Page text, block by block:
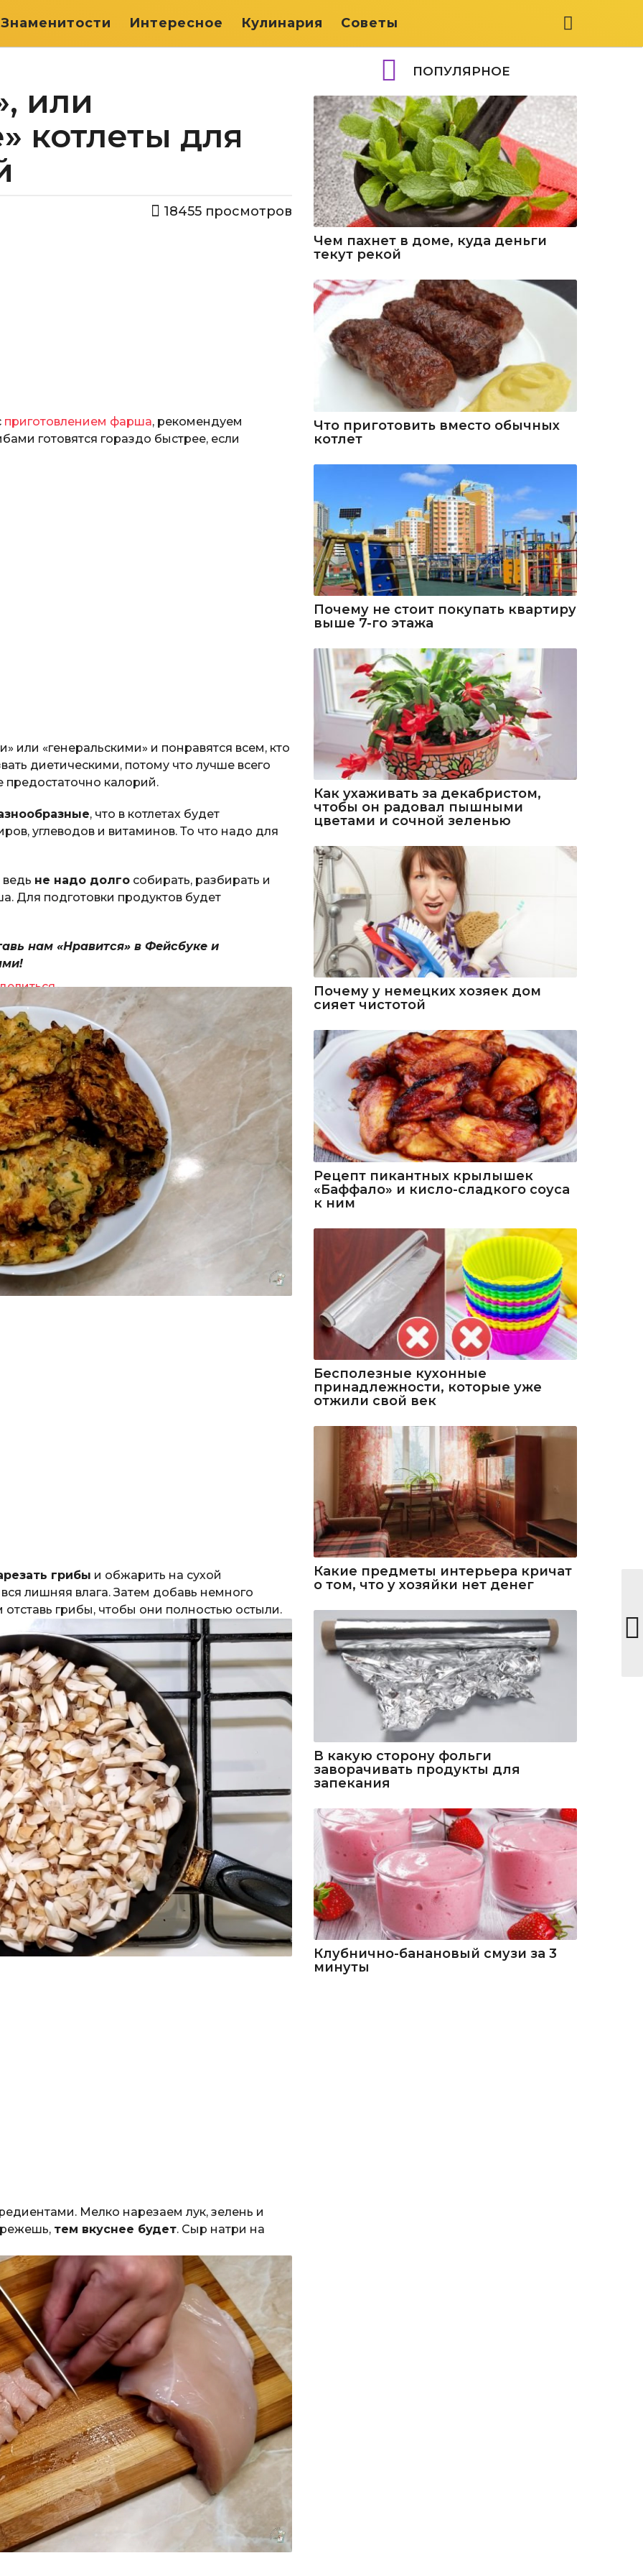
Знаменитости Интересное Кулинария Советы
или
котлеты для
18455 просмотров
приготовлением фарша, рекомендуем
готовятся гораздо быстрее, если
или «генеральскими» и понравятся всем, кто
диетическими, потому что лучше всего
предостаточно калорий.
, что в котлетах будет
углеводов и витаминов. То что надо для
ведь не надо долго собирать, разбирать и
Для подготовки продуктов будет
нам «Нравится» в Фейсбуке и
грибы и обжарить на сухой
лишняя влага. Затем добавь немного
грибы, чтобы они полностью остыли.
Мелко нарезаем лук, зелень и
тем вкуснее будет. Сыр натри на
ПОПУЛЯРНОЕ
Чем пахнет в доме, куда деньги
текут рекой
Что приготовить вместо обычных
котлет
Почему не стоит покупать квартиру
выше 7-го этажа
Как ухаживать за декабристом,
чтобы он радовал пышными
цветами и сочной зеленью
Почему у немецких хозяек дом
сияет чистотой
Рецепт пикантных крылышек
«Баффало» и кисло-сладкого соуса
к ним
Бесполезные кухонные
принадлежности, которые уже
отжили свой век
Какие предметы интерьера кричат
о том, что у хозяйки нет денег
В какую сторону фольги
заворачивать продукты для
запекания
Клубнично-банановый смузи за 3
минуты